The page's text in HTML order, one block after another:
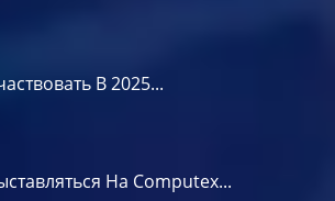
В 2025...
На Computex...